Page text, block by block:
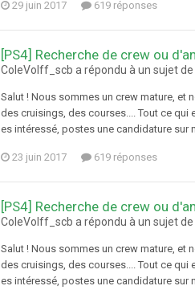
29 juin 2017 619 réponses
[PS4] Recherche de crew ou
ColeVolff_scb a répondu à un sujet
Salut ! Nous sommes un crew mature, et
des cruisings, des courses.... Tout ce qui
es intéressé, postes une candidature sur
23 juin 2017 619 réponses
[PS4] Recherche de crew ou
ColeVolff_scb a répondu à un sujet
Salut ! Nous sommes un crew mature, et
des cruisings, des courses.... Tout ce qui
es intéressé, postes une candidature sur